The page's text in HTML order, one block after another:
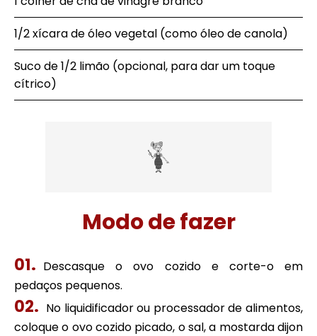
1/2 xícara de óleo vegetal (como óleo de canola)
Suco de 1/2 limão (opcional, para dar um toque
cítrico)
Modo de fazer
Descasque o ovo cozido e corte-o em
pedaços pequenos.
No liquidificador ou processador de alimentos,
coloque o ovo cozido picado, o sal, a mostarda dijon